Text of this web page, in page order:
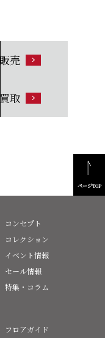
販売
買取
ページTOP
コンセプト
コレクション
イベント情報
セール情報
特集・コラム
フロアガイド